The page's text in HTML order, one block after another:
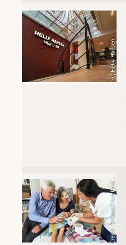
PERSONAL HEADHUNTING
& AUSBILDUNGEN (c) Helly Hansen
C
r
e
d
i
t
:
B
V
M
e
d
/
K
u
r
t
P
a
u
l
u
s